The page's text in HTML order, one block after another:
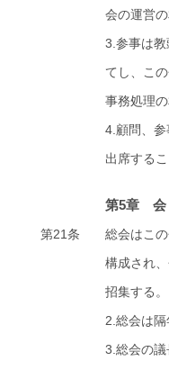
会の運営の
3.参事は
てし、こ
事務処理
4.顧問、
出席するこ
第5章 会
第21条
総会はこ
構成され
招集する。
2.総会は隔
3.総会の議